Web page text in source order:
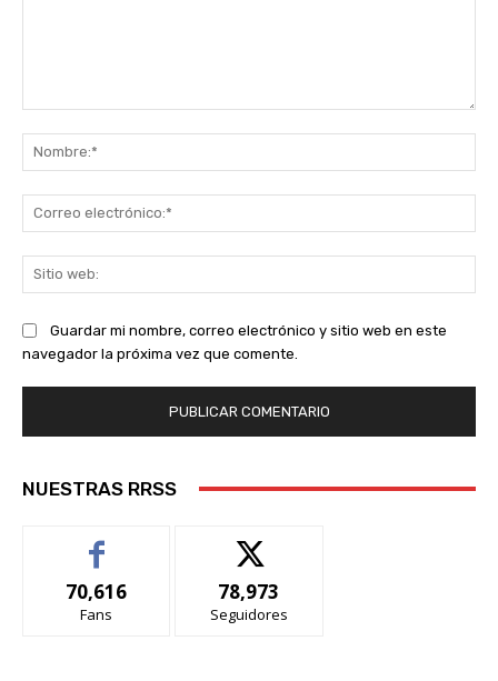
Guardar mi nombre, correo electrónico y sitio web en este
navegador la próxima vez que comente.
NUESTRAS RRSS
70,616
Fans
78,973
Seguidores